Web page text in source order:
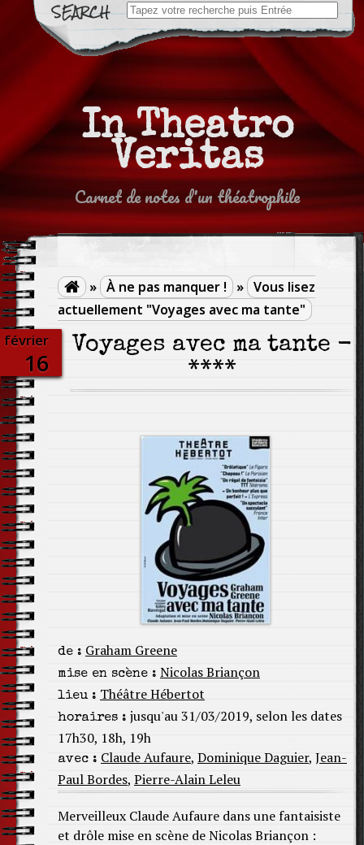
Search
for:
In Theatro
Veritas
Carnet de notes d'un théatrophile
 » À ne pas manquer ! » Vous lisez
actuellement "Voyages avec ma tante"
février
16
Voyages avec ma tante -
****
de : Graham Greene
mise en scène : Nicolas Briançon
lieu : Théâtre Hébertot
horaires : jusqu'au 31/03/2019, selon les dates
17h30, 18h, 19h
avec : Claude Aufaure, Dominique Daguier, Jean-
Paul Bordes, Pierre-Alain Leleu
Merveilleux Claude Aufaure dans une fantaisiste
et drôle mise en scène de Nicolas Briançon :